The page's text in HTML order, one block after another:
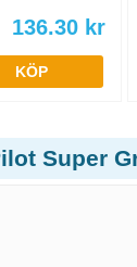
136.30 kr
KÖP
Super